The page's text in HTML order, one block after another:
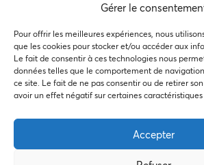
Gérer le
Pour offrir les meilleures expériences, nous
que les cookies pour stocker et/ou accéder aux
Le fait de consentir à ces technologies nous
données telles que le comportement de
ce site. Le fait de ne pas consentir ou de retirer
avoir un effet négatif sur certaines
Accepter
Ce site utilise des cookies pour les
politique de
NOS AUTRES SITES
COPYRIGHT @ 2026 - INVEST IN BORDEAUX